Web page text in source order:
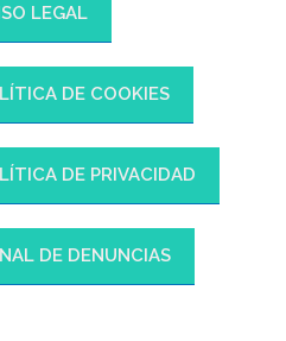
LEGAL
DE COOKIES
DE PRIVACIDAD
DE DENUNCIAS